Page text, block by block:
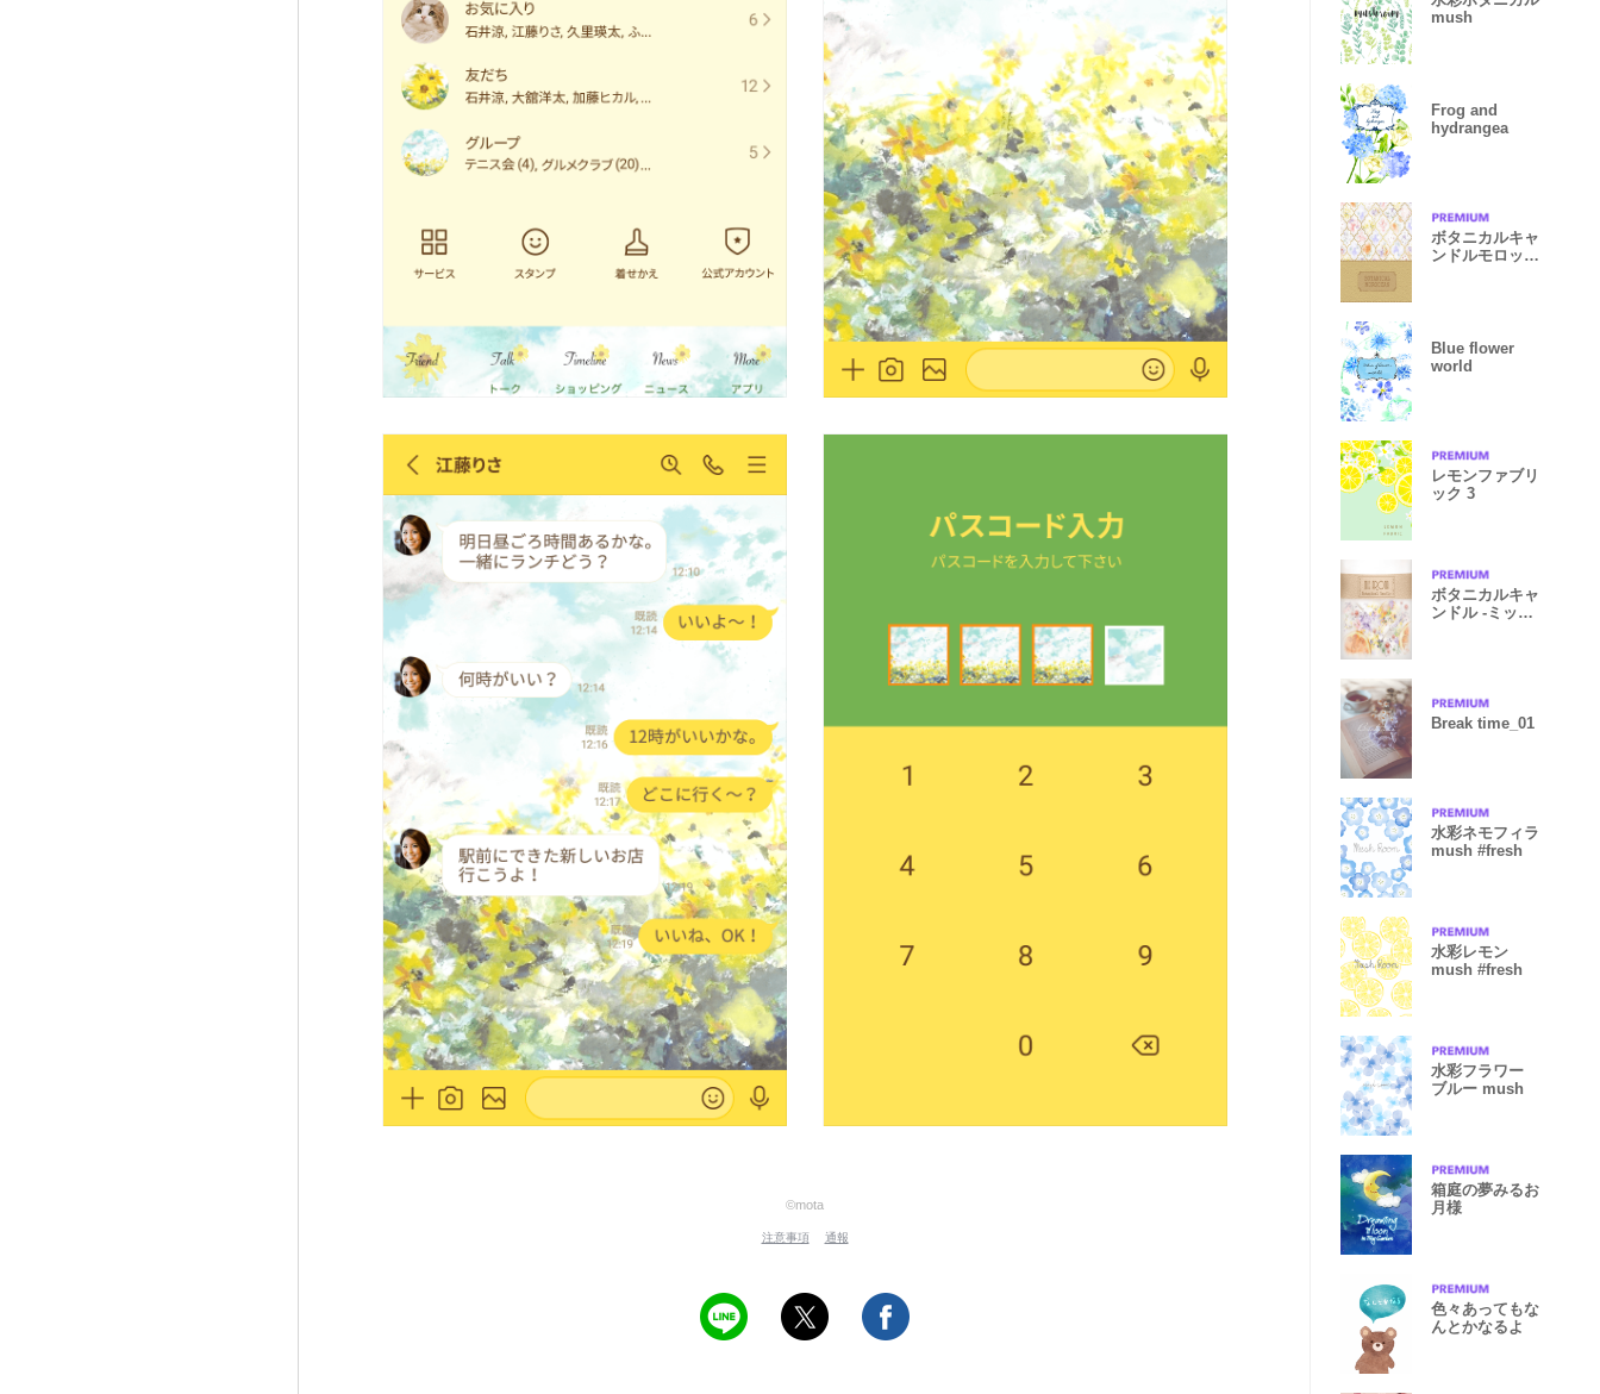
©mota
注意事項 通報
mush
Frog and
hydrangea
ボタニカルキャ
ンドルモロッカ
Blue flower
world
レモンファブリ
ック 3
ボタニカルキャ
ンドル -ミック
Break time_01
水彩ネモフィラ
mush #fresh
水彩レモン
mush #fresh
水彩フラワー
ブルー mush
箱庭の夢みるお
月様
色々あってもな
んとかなるよ